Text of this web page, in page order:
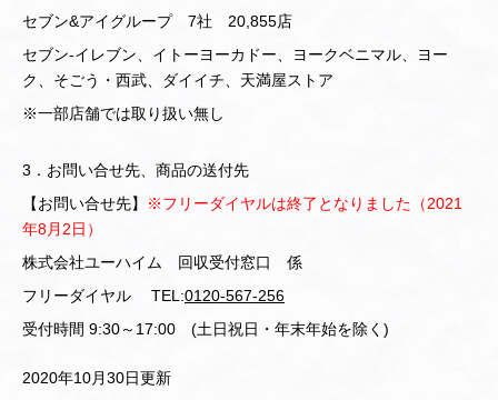
セブン&アイグループ 7社 20,855店
セブン‐イレブン、イトーヨーカドー、ヨークベニマル、ヨー
ク、そごう・西武、ダイイチ、天満屋ストア
※一部店舗では取り扱い無し
3．お問い合せ先、商品の送付先
【お問い合せ先】
※フリーダイヤルは終了となりました（2021
年8月2日）
株式会社ユーハイム 回収受付窓口 係
フリーダイヤル TEL:0120‐567‐256
受付時間 9:30～17:00 (土日祝日・年末年始を除く)
2020年10月30日更新